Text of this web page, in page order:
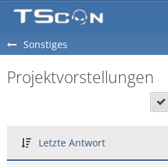
Sonstiges
Projektvorstellungen
Letzte Antwort